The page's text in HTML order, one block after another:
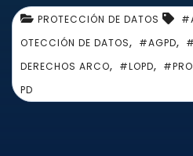
PROTECCIÓN DE DATOS
OTECCIÓN DE DATOS, #AGPD,
DERECHOS ARCO, #LOPD,
PD